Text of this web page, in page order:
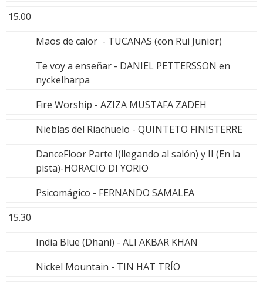
15.00
Maos de calor - TUCANAS (con Rui Junior)
Te voy a enseñar - DANIEL PETTERSSON en
nyckelharpa
Fire Worship - AZIZA MUSTAFA ZADEH
Nieblas del Riachuelo - QUINTETO FINISTERRE
DanceFloor Parte I(llegando al salón) y II (En la
pista)-HORACIO DI YORIO
Psicomágico - FERNANDO SAMALEA
15.30
India Blue (Dhani) - ALI AKBAR KHAN
Nickel Mountain - TIN HAT TRÍO